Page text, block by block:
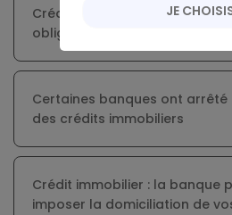
Crédit immobilier : l'audit
obligatoire repoussé au 1er
Certaines banques ont arrêté
des crédits immobiliers
Crédit immobilier : la banque
imposer la domiciliation de
JE